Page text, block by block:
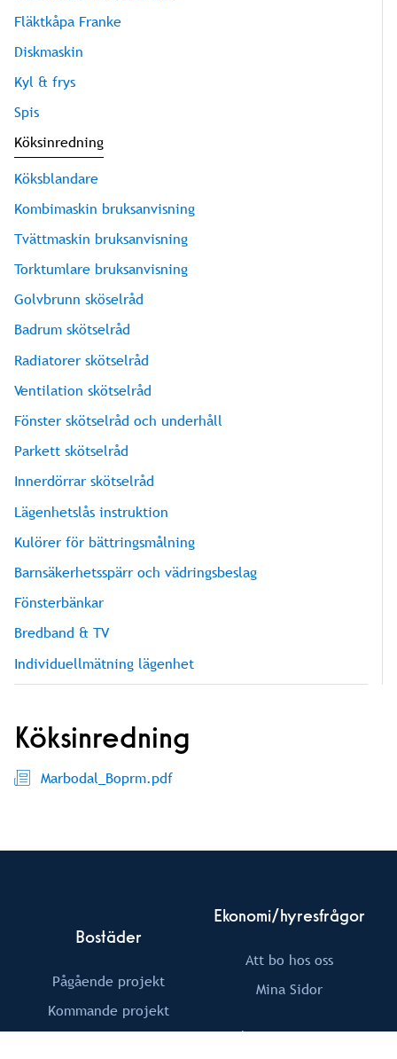
Fläktkåpa Franke
Diskmaskin
Kyl & frys
Spis
Köksinredning
Köksblandare
Kombimaskin bruksanvisning
Tvättmaskin bruksanvisning
Torktumlare bruksanvisning
Golvbrunn sköselråd
Badrum skötselråd
Radiatorer skötselråd
Ventilation skötselråd
Fönster skötselråd och underhåll
Parkett skötselråd
Innerdörrar skötselråd
Lägenhetslås instruktion
Kulörer för bättringsmålning
Barnsäkerhetsspärr och vädringsbeslag
Fönsterbänkar
Bredband & TV
Individuellmätning lägenhet
Köksinredning
Marbodal_Boprm.pdf
Bostäder
Pågående projekt
Kommande projekt
Ekonomi/hyresfrågor
Att bo hos oss
Mina Sidor
hyra@tornet.se